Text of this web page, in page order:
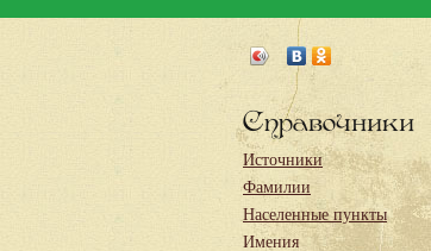
Справочники
Источники
Фамилии
Населенные пункты
Имения